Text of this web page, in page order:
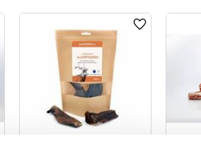
till i favoriter Lägg till i